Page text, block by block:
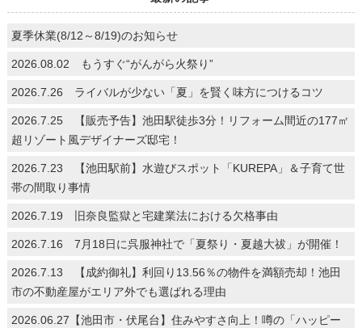
夏季休業(8/12～8/19)のお知らせ
2026.08.02 もうすぐ“がんがら火祭り”
2026.7.26 ライバルが少ない「夏」を賢く味方につけるコツ
2026.7.25 【販売予告】池田駅徒歩3分！リフォーム間近の177㎡
超リゾート風デザイナーズ邸宅！
2026.7.23 【池田駅前】水遊びスポット「KUREPA」＆子育て世
帯の間取り事情
2026.7.19 旧奈良監獄と宅建業法における欠格事由
2026.7.16 7月18日に呉服神社で「夏祭り・夏越大祓」が開催！
2026.7.13 【成約御礼】利回り13.56％の物件を満額売却！池田
市の不動産屋がエリア外でも選ばれる理由
2026.06.27【池田市・伏尾台】住みやすさ向上！噂の「ハッピー